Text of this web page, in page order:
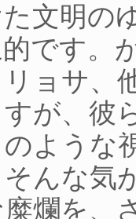
文明の
です。
ョサ、
が、彼
ような
んな気
爛を、